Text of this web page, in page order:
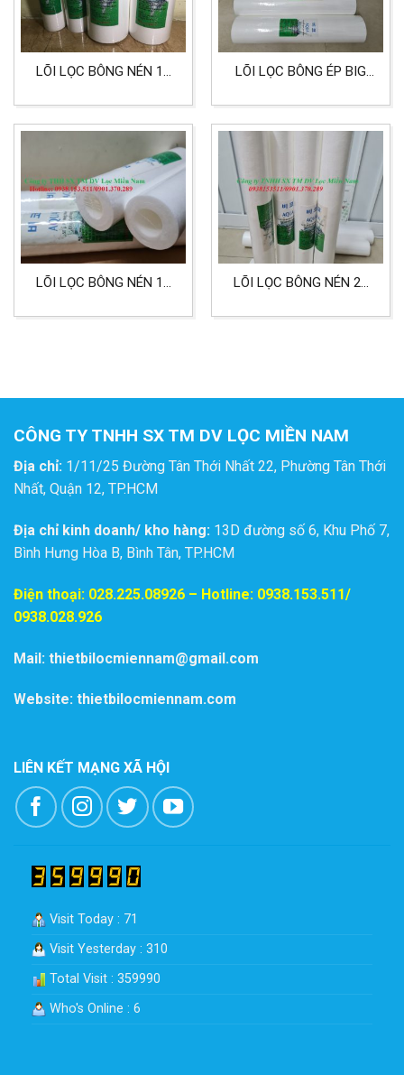
LÕI LỌC BÔNG NÉN 10
LỌC NƯỚC TƯƠNG CẤP
LỌC 0,2-0.5 MICRON
LÕI LỌC BÔNG ÉP BIG
CHUYÊN DÙNG CHO
LỌC NƯỚC MẮM
LÕI LỌC BÔNG NÉN 10
LỌC NƯỚC CÔNG
LÕI LỌC BÔNG NÉN 20
AQUA DÙNG CHO LỌC
CÔNG TY TNHH SX TM DV LỌC MIỀN NAM
Địa chỉ: 1/11/25 Đường Tân Thới Nhất 22, Phường Tân Thới
Nhất, Quận 12, TP.HCM
Địa chỉ kinh doanh/ kho hàng: 13D đường số 6, Khu Phố 7,
Bình Hưng Hòa B, Bình Tân, TP.HCM
Điện thoại: 028.225.08926 – Hotline: 0938.153.511/
0938.028.926
Mail: thietbilocmiennam@gmail.com
Website: thietbilocmiennam.com
LIÊN KẾT MẠNG XÃ HỘI
Visit Today : 71
Visit Yesterday : 310
Total Visit : 359990
Who's Online : 6